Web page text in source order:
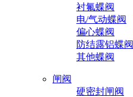
衬氟蝶阀
电/气动蝶阀
偏心蝶阀
防结露铝蝶阀
其他蝶阀
闸阀
硬密封闸阀